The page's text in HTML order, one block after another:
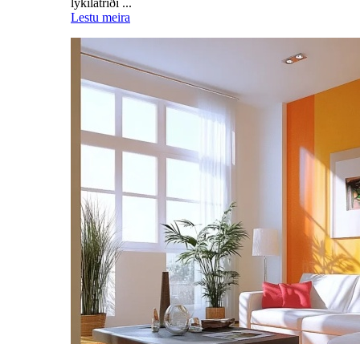
Lestu meira